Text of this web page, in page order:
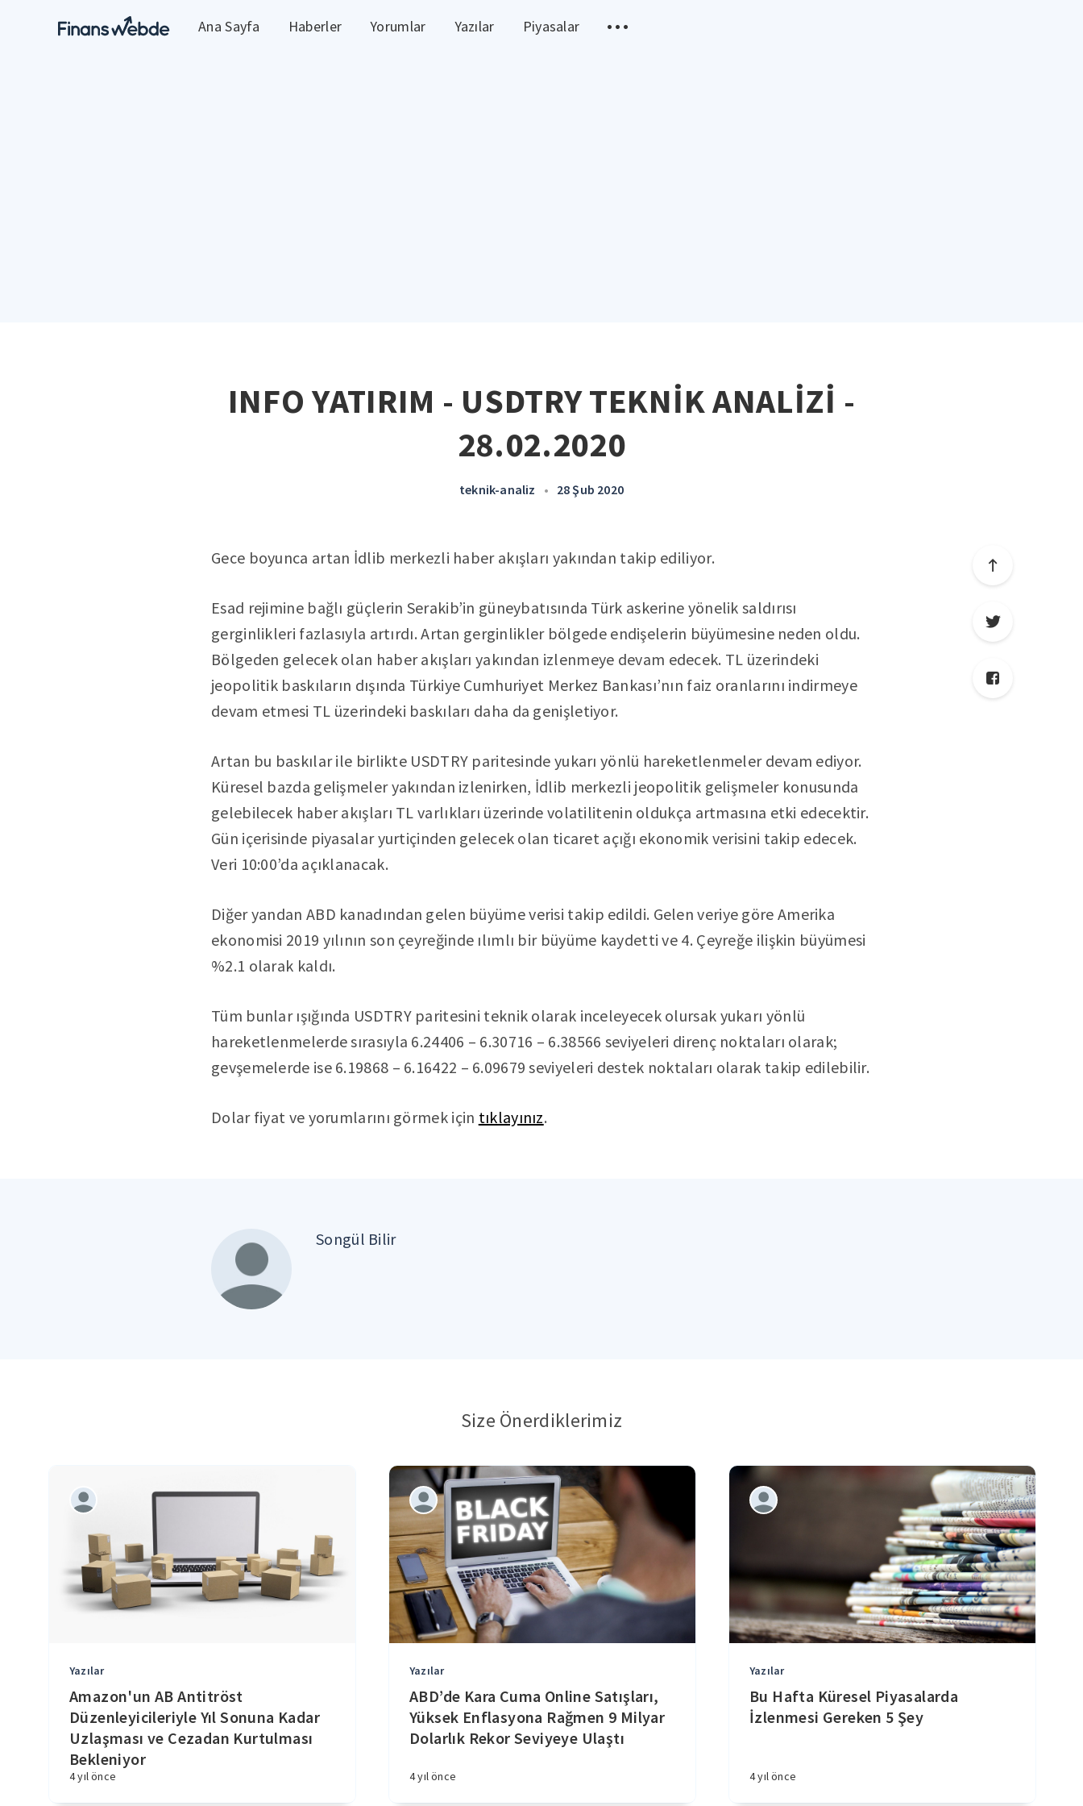
Ana Sayfa Haberler Yorumlar Yazılar Piyasalar
INFO YATIRIM - USDTRY TEKNİK ANALİZİ -
28.02.2020
teknik-analiz • 28 Şub 2020
Gece boyunca artan İdlib merkezli haber akışları yakından takip ediliyor.
Esad rejimine bağlı güçlerin Serakib’in güneybatısında Türk askerine yönelik saldırısı
gerginlikleri fazlasıyla artırdı. Artan gerginlikler bölgede endişelerin büyümesine neden oldu.
Bölgeden gelecek olan haber akışları yakından izlenmeye devam edecek. TL üzerindeki
jeopolitik baskıların dışında Türkiye Cumhuriyet Merkez Bankası’nın faiz oranlarını indirmeye
devam etmesi TL üzerindeki baskıları daha da genişletiyor.
Artan bu baskılar ile birlikte USDTRY paritesinde yukarı yönlü hareketlenmeler devam ediyor.
Küresel bazda gelişmeler yakından izlenirken, İdlib merkezli jeopolitik gelişmeler konusunda
gelebilecek haber akışları TL varlıkları üzerinde volatilitenin oldukça artmasına etki edecektir.
Gün içerisinde piyasalar yurtiçinden gelecek olan ticaret açığı ekonomik verisini takip edecek.
Veri 10:00’da açıklanacak.
Diğer yandan ABD kanadından gelen büyüme verisi takip edildi. Gelen veriye göre Amerika
ekonomisi 2019 yılının son çeyreğinde ılımlı bir büyüme kaydetti ve 4. Çeyreğe ilişkin büyümesi
%2.1 olarak kaldı.
Tüm bunlar ışığında USDTRY paritesini teknik olarak inceleyecek olursak yukarı yönlü
hareketlenmelerde sırasıyla 6.24406 – 6.30716 – 6.38566 seviyeleri direnç noktaları olarak;
gevşemelerde ise 6.19868 – 6.16422 – 6.09679 seviyeleri destek noktaları olarak takip edilebilir.
Dolar fiyat ve yorumlarını görmek için tıklayınız.
Songül Bilir
Size Önerdiklerimiz
Yazılar
Amazon'un AB Antitröst
Düzenleyicileriyle Yıl Sonuna Kadar
Uzlaşması ve Cezadan Kurtulması
Bekleniyor
4 yıl önce
Yazılar
ABD’de Kara Cuma Online Satışları,
Yüksek Enflasyona Rağmen 9 Milyar
Dolarlık Rekor Seviyeye Ulaştı
4 yıl önce
Yazılar
Bu Hafta Küresel Piyasalarda
İzlenmesi Gereken 5 Şey
4 yıl önce